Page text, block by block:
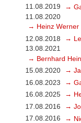
11.08.2019
→
11.08.2020
→ Heinz Werner
12.08.2018
→
13.08.2021
→ Bernhard
15.08.2020
→
16.08.2023
→
16.08.2025
→
17.08.2016
→
17.08.2016
→